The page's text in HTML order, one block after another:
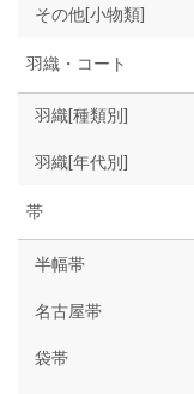
その他[小物類]
羽織・コート
羽織[種類別]
羽織[年代別]
帯
半幅帯
名古屋帯
袋帯